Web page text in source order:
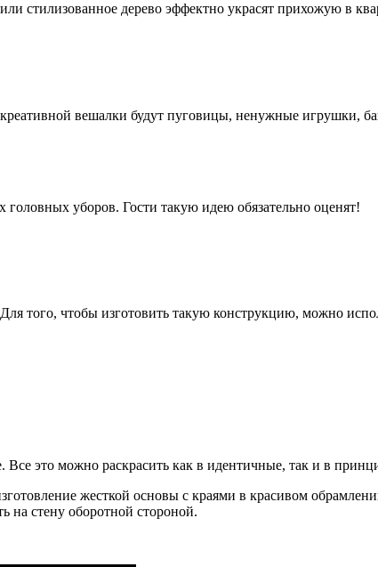
стилизованное дерево эффектно украсят прихожую в
вешалки будут пуговицы, ненужные игрушки,
уборов. Гости такую идею обязательно оценят!
того, чтобы изготовить такую конструкцию, можно
это можно раскрасить как в идентичные, так и в
жесткой основы с краями в красивом
на стену оборотной стороной.